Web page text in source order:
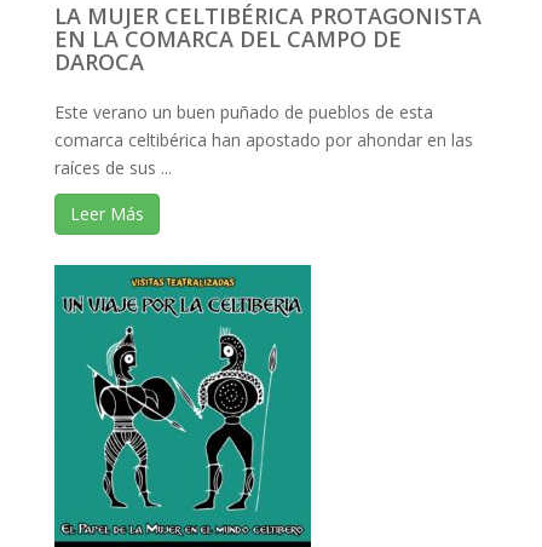
LA MUJER CELTIBÉRICA PROTAGONISTA
EN LA COMARCA DEL CAMPO DE
DAROCA
Este verano un buen puñado de pueblos de esta
comarca celtibérica han apostado por ahondar en las
raíces de sus ...
Leer Más